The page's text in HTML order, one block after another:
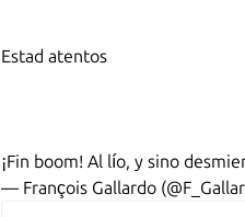
Estad atentos
¡Fin boom! Al lío, y sino
— François Gallardo